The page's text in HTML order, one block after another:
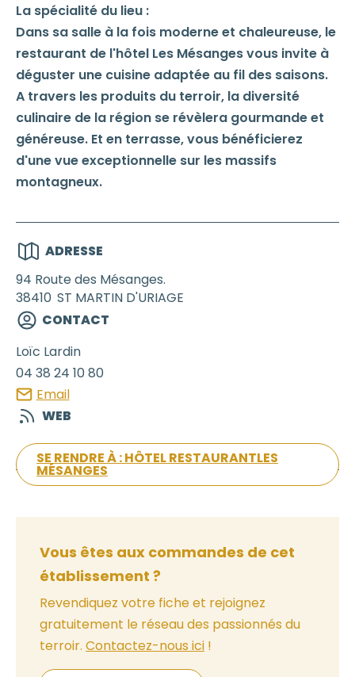
La spécialité du lieu :
Dans sa salle à la fois moderne et chaleureuse, le
restaurant de l'hôtel Les Mésanges vous invite à
déguster une cuisine adaptée au fil des saisons.
A travers les produits du terroir, la diversité
culinaire de la région se révèlera gourmande et
généreuse. Et en terrasse, vous bénéficierez
d'une vue exceptionnelle sur les massifs
montagneux.
ADRESSE
94 Route des Mésanges.
38410 ST MARTIN D'URIAGE
CONTACT
Loïc Lardin
04 38 24 10 80
Email
WEB
SE RENDRE À : HÔTEL RESTAURANTLES
MÉSANGES
Vous êtes aux commandes de cet
établissement ?
Revendiquez votre fiche et rejoignez
gratuitement le réseau des passionnés du
terroir. Contactez-nous ici !